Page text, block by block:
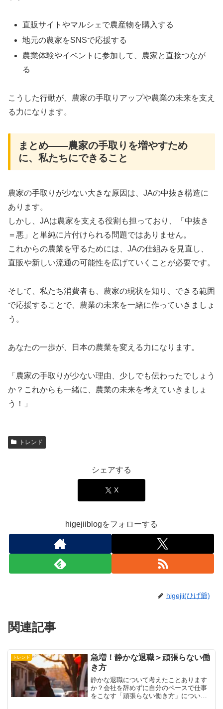
直販サイトやマルシェで農産物を購入する
地元の農家をSNSで応援する
農業体験やイベントに参加して、農家と直接つなが
る
こうした行動が、農家の手取りアップや農業の未来を支え
る力になります。
まとめ――農家の手取りを増やすため
に、私たちにできること
農家の手取りが少ない大きな原因は、JAの中抜き構造に
あります。
しかし、JAは農家を支える役割も担っており、「中抜き
＝悪」と単純に片付けられる問題ではありません。
これからの農業を守るためには、JAの仕組みを見直し、
直販や新しい流通の可能性を広げていくことが必要です。
そして、私たち消費者も、農家の現状を知り、できる範囲
で応援することで、農業の未来を一緒に作っていきましょ
う。
あなたの一歩が、日本の農業を変える力になります。
「農家の手取りが少ない理由、少しでも伝わったでしょう
か？これからも一緒に、農業の未来を考えていきましょ
う！」
トレンド
シェアする
X
higejiiblogをフォローする
higejii(ひげ爺)
関連記事
トレンド
急増！静かな退職＞頑張らない働
き方
静かな退職について考えたことあります
か？会社を辞めずに自分のペースで仕事
をこなす「頑張らない働き方」につい